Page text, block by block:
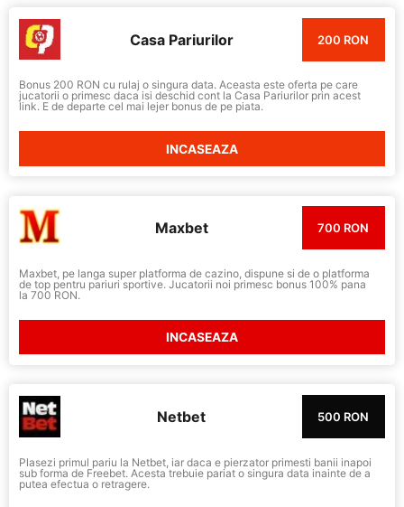
Casa Pariurilor 200 RON
Bonus 200 RON cu rulaj o singura data. Aceasta este oferta pe care
jucatorii o primesc daca isi deschid cont la Casa Pariurilor prin acest
link. E de departe cel mai lejer bonus de pe piata.
INCASEAZA
Maxbet 700 RON
Maxbet, pe langa super platforma de cazino, dispune si de o platforma
de top pentru pariuri sportive. Jucatorii noi primesc bonus 100% pana
la 700 RON.
INCASEAZA
Netbet 500 RON
Plasezi primul pariu la Netbet, iar daca e pierzator primesti banii inapoi
sub forma de Freebet. Acesta trebuie pariat o singura data inainte de a
putea efectua o retragere.